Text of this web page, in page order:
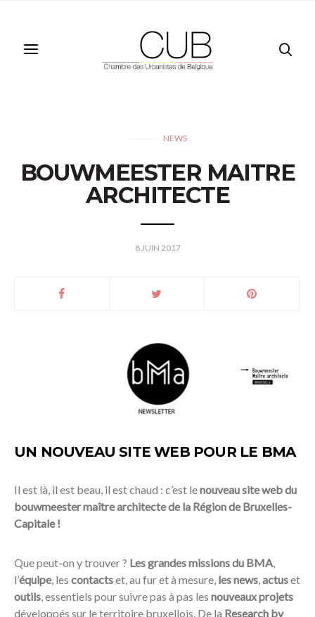
NEWS
BOUWMEESTER MAITRE
ARCHITECTE
8 JUIN 2017
UN NOUVEAU SITE WEB POUR LE BMA
Il est là, il est beau, il est chaud : c’est lenouveau site web du
bouwmeester maître architecte de la Région de Bruxelles-
Capitale !
Que peut-on y trouver ? Les grandes missions du BMA,
l’équipe, les contactset, au fur et à mesure, les news,actuset
outils, essentiels pour suivre pas à pas les nouveaux projets
développés sur le territoire bruxellois. De la Research by